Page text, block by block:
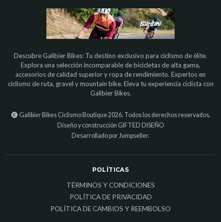
Descubre Galibier Bikes: Tu destino exclusivo para ciclismo de élite.
Explora una selección incomparable de bicicletas de alta gama,
accesorios de calidad superior y ropa de rendimiento. Expertos en
ciclismo de ruta, gravel y mountain bike. Eleva tu experiencia ciclista con
Galibier Bikes.
Galibier Bikes Ciclismo Boutique 2026. Todos los derechos reservados.
Diseño y construcción GIFTED DISEÑO
Desarrollado por Jumpseller.
POLÍTICAS
TÉRMINOS Y CONDICIONES
POLÍTICA DE PRIVACIDAD
POLÍTICA DE CAMBIOS Y REEMBOLSO